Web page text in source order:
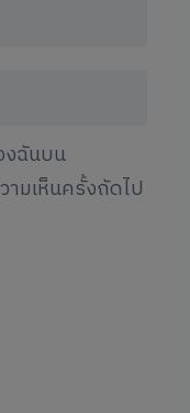
งฉันบน
ามเห็นครั้งถัดไป